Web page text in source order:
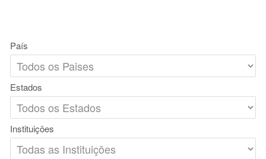
País
Estados
Instituições